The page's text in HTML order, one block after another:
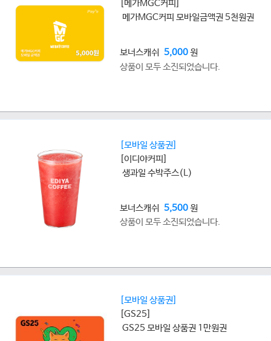
[메가MGC커피]
메가MGC커피 모바일금액권 5천원권
보너스캐쉬 5,000원
상품이 모두 소진되었습니다.
[모바일 상품권]
[이디야커피]
생과일 수박주스(L)
보너스캐쉬 5,500원
상품이 모두 소진되었습니다.
[모바일 상품권]
[GS25]
GS25 모바일 상품권 1만원권